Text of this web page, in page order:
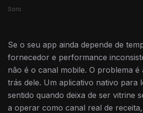
Soro
Se o seu app ainda depende de
fornecedor e performance
não é o canal mobile. O problema
trás dele. Um aplicativo nativo para
sentido quando deixa de ser vitrine
a operar como canal real de